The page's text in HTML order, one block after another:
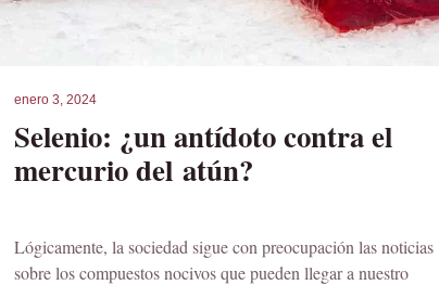
enero 3, 2024
Selenio: ¿un antídoto contra el
mercurio del atún?
Lógicamente, la sociedad sigue con preocupación las noticias
sobre los compuestos nocivos que pueden llegar a nuestro